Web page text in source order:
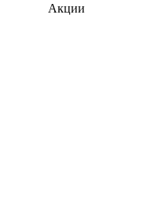
Акции